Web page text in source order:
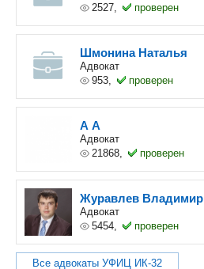
2527,
проверен
Шмонина Наталья
Адвокат
953,
проверен
А А
Адвокат
21868,
проверен
Журавлев Владимир
Адвокат
5454,
проверен
Все адвокаты УФИЦ ИК-32